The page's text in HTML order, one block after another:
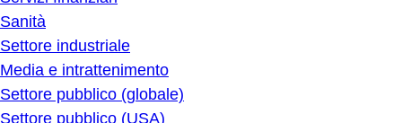
Sanità
Settore industriale
Media e intrattenimento
Settore pubblico (globale)
Settore pubblico (USA)